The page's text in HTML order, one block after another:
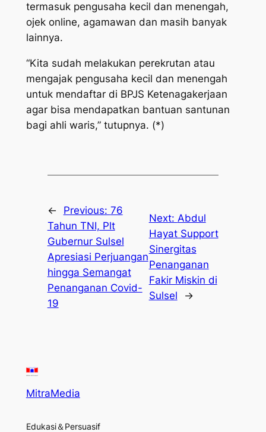
termasuk pengusaha kecil dan menengah,
ojek online, agamawan dan masih banyak
lainnya.
“Kita sudah melakukan perekrutan atau
mengajak pengusaha kecil dan menengah
untuk mendaftar di BPJS Ketenagakerjaan
agar bisa mendapatkan bantuan santunan
bagi ahli waris,” tutupnya. (*)
← Previous: 76
Tahun TNI, Plt
Gubernur Sulsel
Apresiasi Perjuangan
hingga Semangat
Penanganan Covid-
19
Next: Abdul
Hayat Support
Sinergitas
Penanganan
Fakir Miskin di
Sulsel
→
MitraMedia
Edukasi＆Persuasif